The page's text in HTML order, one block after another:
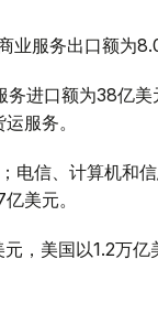
业服务出口额为
进口额为38亿
服务。
电信、计算机和
美元。
，美国以1.2万